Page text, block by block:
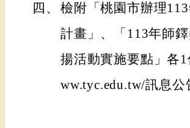
四、 檢附「桃園市辦理
計畫」、「113年師
揚活動實施要點」各
ww.tyc.edu.tw/訊息